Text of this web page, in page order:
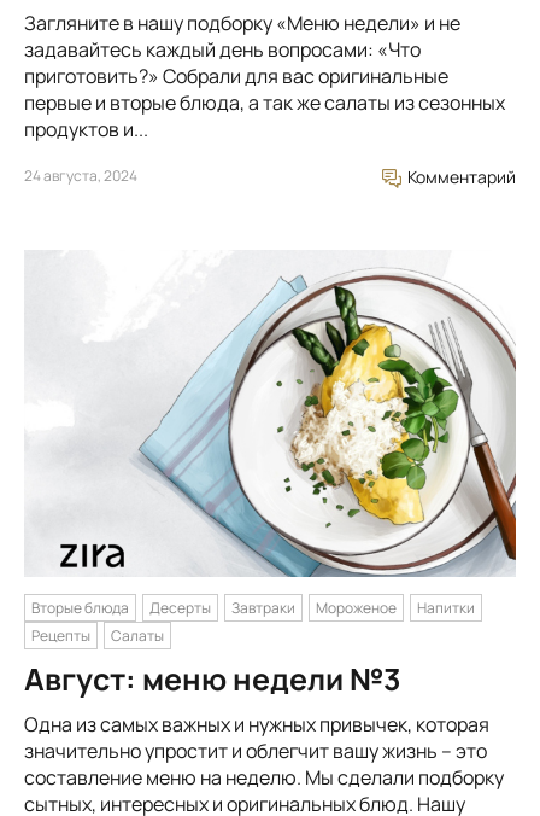
Загляните в нашу подборку «Меню недели» и не
задавайтесь каждый день вопросами: «Что
приготовить?» Собрали для вас оригинальные
первые и вторые блюда, а так же салаты из сезонных
продуктов и...
24 августа, 2024 Комментарий
Вторые блюда Десерты Завтраки Мороженое
Напитки
Рецепты
Салаты
Август: меню недели №3
Одна из самых важных и нужных привычек, которая
значительно упростит и облегчит вашу жизнь – это
составление меню на неделю. Мы сделали подборку
сытных, интересных и оригинальных блюд. Нашу